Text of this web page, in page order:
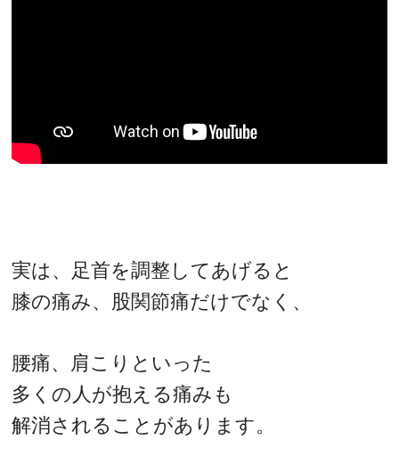
実は、足首を調整してあげると
膝の痛み、股関節痛だけでなく、
腰痛、肩こりといった
多くの人が抱える痛みも
解消されることがあります。